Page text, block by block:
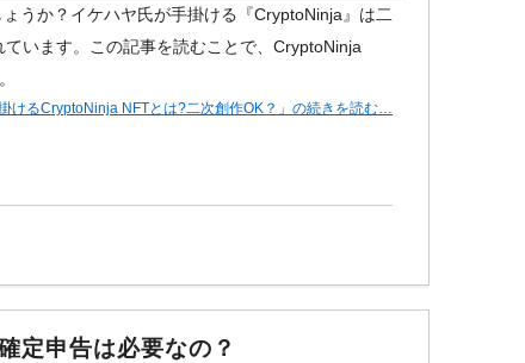
うか？イケハヤ氏が手掛ける『CryptoNinja』は二
います。この記事を読むことで、CryptoNinja
けるCryptoNinja NFTとは?二次創作OK？」の続きを読む…
定申告は必要なの？